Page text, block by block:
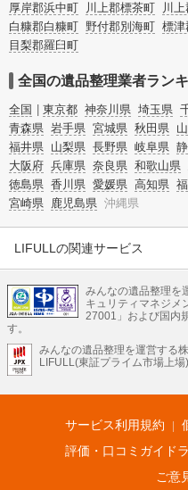
厚岸郡浜中町
川上郡標茶町 川
白糠郡白糠町 野付郡別海町 標津
目梨郡羅臼町
全国の遺品整理業者ラン
全国 東京都 神奈川県 埼玉県
青森県 岩手県 宮城県 秋田県
福井県 山梨県 長野県 岐阜県
大阪府 兵庫県 奈良県 和歌山県
徳島県 香川県 愛媛県 高知県
宮崎県 鹿児島県 沖縄県
LIFULLの関連サービス
不動産・住宅
引越し 老人ホー
不動産クラウドファンディング
LIFULL HOME'Sのサービス
不動産・住宅
不動産査定 マンション専門売
不動産アーカイブ
空き家バンク
不動産用語集 住まいのお役立
アプリ 不動産データ
みんなの遺品整理を
キュリティマネジメ
27001」および国内
す。
みんなの遺品整理を運営する
LIFULL(東証プライム市場上場
サービス利用規約
評価・口コミガイド
ご意